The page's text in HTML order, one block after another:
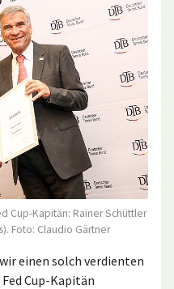
Cup-Kapitän: Rainer Schüttler
Foto: Claudio Gärtner
einen solch verdienten
Cup-Kapitän